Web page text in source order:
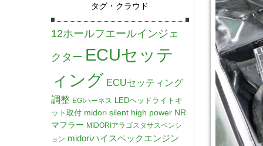
タグ・クラウド
12ホールフエールインジェ
クター ECUセッテ
ィング ECUセッティング
調整 EGIハーネス LEDヘッドライトキ
ット取付 midori silent high power NR
マフラー MIDORIアラゴスタサスペンシ
ョン midoriハイスペックエンジン